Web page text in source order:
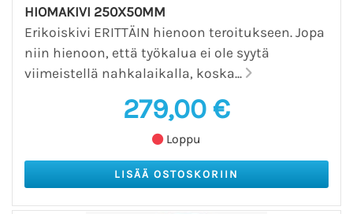
HIOMAKIVI 250X50MM
Erikoiskivi ERITTÄIN hienoon teroitukseen. Jopa
niin hienoon, että työkalua ei ole syytä
viimeistellä nahkalaikalla, koska...
279,00 €
Loppu